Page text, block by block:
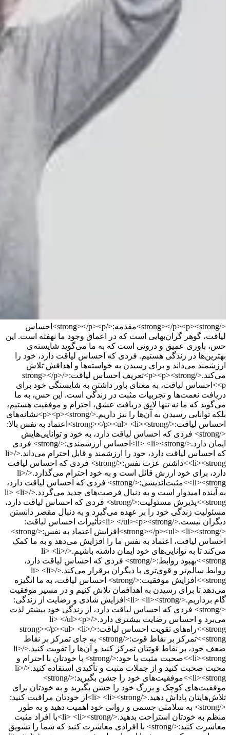
</strong></p><p><strong>مقدمه:</strong></p><p>احساس
لیاقت، گوهر گران‌بهایی است که در اعماق وجود ما نهفته است. این
حس، باوری عمیق و درونی است که به ما می‌گوید شایسته‌ی
بهترین‌ها در زندگی هستیم. فردی که احساس لیاقت دارد، خود را
ارزشمند می‌داند و برای رسیدن به خواسته‌ها و اهدافش تلاش
می‌کند.</p><p><strong>تعریف احساس لیاقت:</strong></p>
<p>احساس لیاقت، به معنای باور داشتن به شایستگی خود برای
دریافت نعمت‌ها و تجربیات مثبت در زندگی است. این حس، به ما
می‌گوید که ما نه تنها لایق دریافت عشق، احترام و موفقیت هستیم،
بلکه توانایی رسیدن به آن‌ها را نیز داریم.</p><p><strong>نشانه‌های
احساس لیاقت:</strong></p><ul> <li><strong>اعتماد به نفس بالا:
</strong> فردی که احساس لیاقت دارد، به خود و توانایی‌هایش
ایمان دارد.</li> <li><strong>احساس ارزشمندی:</strong> فردی
که احساس لیاقت دارد، خود را ارزشمند و قابل احترام می‌داند.</li>
<li><strong>داشتن عزت نفس:</strong> فردی که احساس لیاقت
دارد، برای خود ارزش قائل است و به خود احترام می‌گذارد.</li>
<li><strong>مثبت‌اندیشی:</strong> فردی که احساس لیاقت دارد،
به آینده امیدوار است و به دنبال فرصت‌های جدید می‌گردد.</li> <li>
<strong>پذیرش مسئولیت:</strong> فردی که احساس لیاقت دارد،
مسئولیت زندگی خود را بر عهده می‌گیرد و به دنبال مقصر دانستن
دیگران نیست.</li> </ul><p><strong>تأثیرات احساس لیاقت:
</strong></p><ul> <li><strong>افزایش اعتماد به نفس:</strong>
احساس لیاقت، اعتماد به نفس ما را افزایش می‌دهد و به ما کمک
می‌کند تا به توانایی‌های خود ایمان داشته باشیم.</li> <li>
<strong>بهبود روابط:</strong> فردی که احساس لیاقت دارد،
روابط سالم‌تر و قوی‌تری با دیگران برقرار می‌کند.</li> <li>
<strong>افزایش موفقیت:</strong> احساس لیاقت، به ما انگیزه
می‌دهد تا برای رسیدن به اهدافمان تلاش کنیم و در مسیر موفقیت
گام برداریم.</li> <li><strong>افزایش شادی و رضایت از زندگی:
</strong> فردی که احساس لیاقت دارد، از زندگی خود بیشتر لذت
می‌برد و احساس رضایت بیشتری دارد.</li> </ul><p>
<strong>راه‌های تقویت احساس لیاقت:</strong></p><ul> <li>
<strong>تمرکز بر نقاط قوت:</strong> به جای تمرکز بر نقاط
ضعف خود، بر نقاط قوتتان تمرکز کنید و آن‌ها را تقویت کنید.</li>
<li><strong>صحبت مثبت با خود:</strong> با خودتان با احترام و
محبت صحبت کنید و از جملات مثبت و تأکیدی استفاده کنید.</li>
<li><strong>موفقیت‌های خود را جشن بگیرید:</strong>
موفقیت‌های کوچک و بزرگ خود را جشن بگیرید و به خودتان برای
تلاش‌هایتان پاداش دهید.</li> <li><strong>از خودتان مراقبت کنید:
</strong> به سلامتی جسمی و روانی خود اهمیت دهید و به طور
منظم به خودتان استراحت بدهید.</li> <li><strong>با افراد مثبت
معاشرت کنید:</strong> با افرادی معاشرت کنید که شما را تشویق